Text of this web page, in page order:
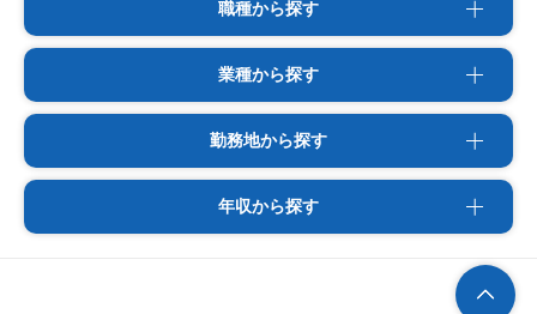
職種から探す
業種から探す
勤務地から探す
年収から探す